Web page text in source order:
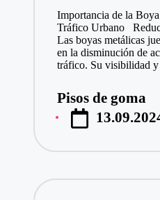
Importancia de la
Tráfico Urbano
Las boyas metálicas
en la disminución de
tráfico. Su visibilidad
Publicado
por
Pisos de goma